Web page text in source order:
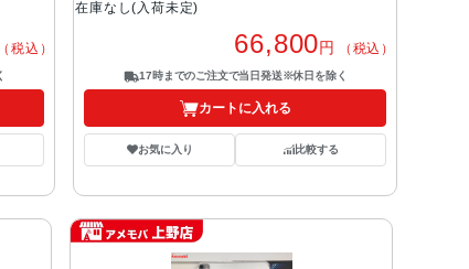
（税込）
在庫なし(入荷未定)
66,800円 （税込）
17時までのご注文で当日発送※休日を除く
カートに入れる
お気に入り 比較する